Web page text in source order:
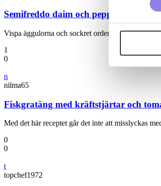
eller äldre.
Vi
sociala
Semifreddo daim och pepparkaka
Vispa äggulorna och sockret ordentligt. Vispa
1
0
n
nilma65
Fiskgratäng med kräftstjärtar och
Med det här receptet går det inte att misslyckas
0
0
t
topchef1972